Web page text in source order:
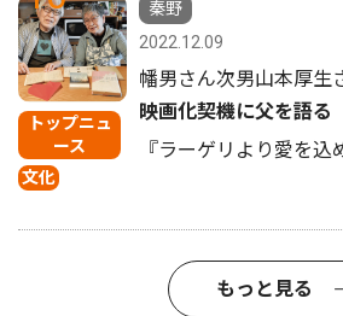
トップニュ
ース
文化
秦野
2022.12.09
幡男さん次男山本厚生
映画化契機に父を語る
『ラーゲリより愛を込
もっと見る